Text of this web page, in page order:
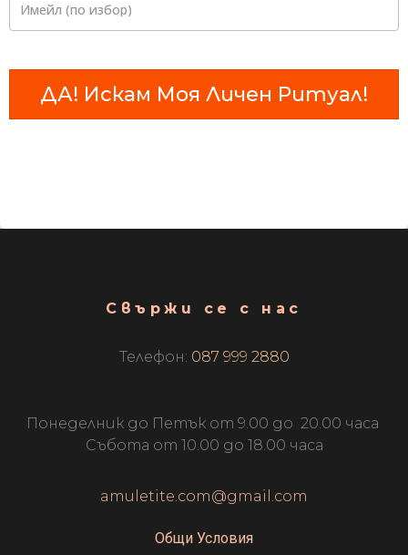
Имейл (по избор)
ДА! Искам Моя Личен Ритуал!
Свържи се с нас
Телефон: 087 999 2880
Понеделник до Петък от 9.00 до 20.00 часа
Събота от 10.00 до 18.00 часа
amuletite.com@gmail.com
Общи Условия